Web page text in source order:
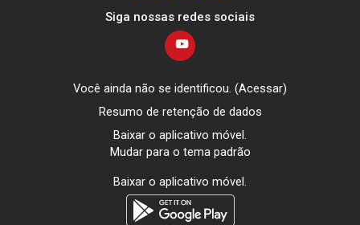
Siga nossas redes sociais
Você ainda não se identificou. (Acessar)
Resumo de retenção de dados
Baixar o aplicativo móvel.
Mudar para o tema padrão
Baixar o aplicativo móvel.